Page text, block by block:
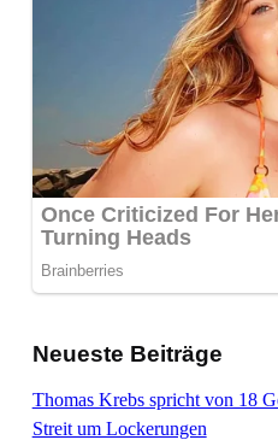
Neueste Beiträge
Thomas Krebs spricht von 18
Streit um Lockerungen